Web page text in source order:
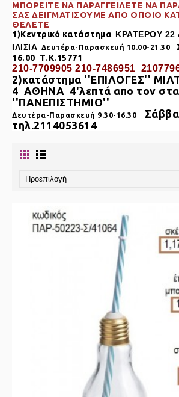
ΜΠΟΡΕΙΤΕ ΝΑ ΠΑΡΑΓΓΕΙΛΕΤΕ ΝΑ
ΣΑΣ ΔΕΙΓΜΑΤΙΣΟΥΜΕ ΑΠΟ ΟΠΟΙΟ
ΘΕΛΕΤΕ
1)Κεντρικό κατάστημα ΚΡΑΤΕΡΟΥ 22
ΙΛΙΣΙΑ Δευτέρα-Παρασκευή 10.00-21.30
16.00 Τ.Κ.15771
210-7709905 210-7486951
2)κατάστημα ''ΕΠΙΛΟΓΕΣ''
4 ΑΘΗΝΑ 4'λεπτά απο τον
''ΠΑΝΕΠΙΣΤΗΜΙΟ''
Δευτέρα-Παρασκευή 9.30-16.30
τηλ.2114053614